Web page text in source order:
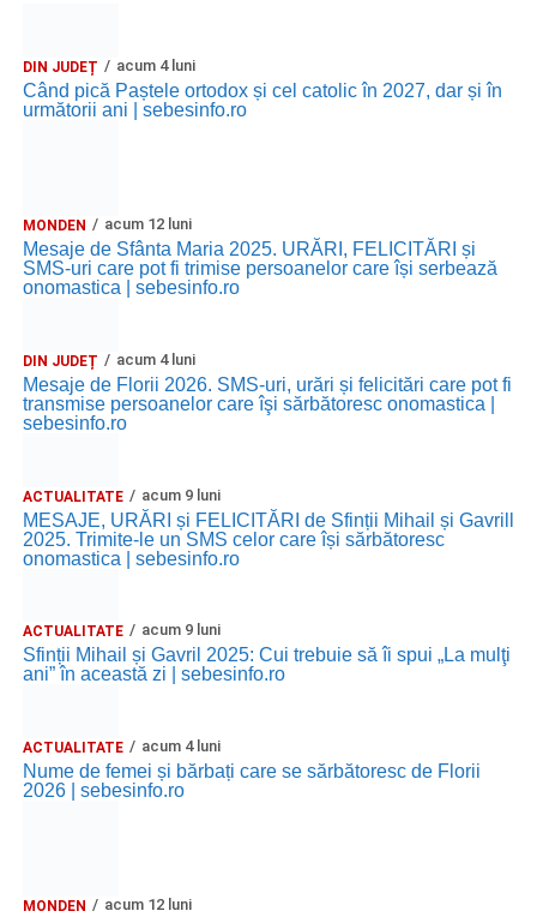
DIN JUDEȚ acum 4 luni
Când pică Paștele ortodox și cel catolic în 2027, dar și în
următorii ani | sebesinfo.ro
MONDEN acum 12 luni
Mesaje de Sfânta Maria 2025. URĂRI, FELICITĂRI și
SMS-uri care pot fi trimise persoanelor care își serbează
onomastica | sebesinfo.ro
DIN JUDEȚ acum 4 luni
Mesaje de Florii 2026. SMS-uri, urări și felicitări care pot fi
transmise persoanelor care îşi sărbătoresc onomastica |
sebesinfo.ro
ACTUALITATE acum 9 luni
MESAJE, URĂRI și FELICITĂRI de Sfinții Mihail și Gavrill
2025. Trimite-le un SMS celor care își sărbătoresc
onomastica | sebesinfo.ro
ACTUALITATE acum 9 luni
Sfinții Mihail și Gavril 2025: Cui trebuie să îi spui „La mulţi
ani” în această zi | sebesinfo.ro
ACTUALITATE acum 4 luni
Nume de femei și bărbați care se sărbătoresc de Florii
2026 | sebesinfo.ro
MONDEN acum 12 luni